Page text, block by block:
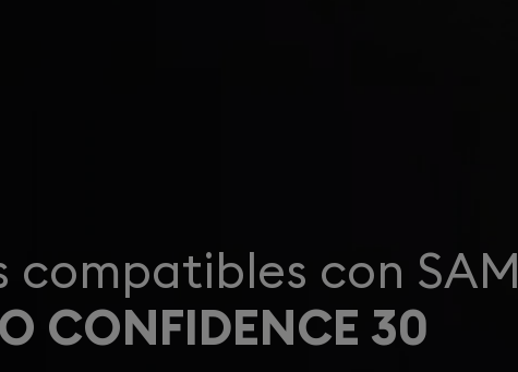
con SAM
CONFIDENCE 30